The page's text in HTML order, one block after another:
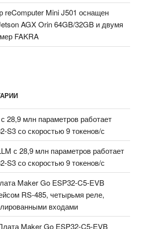
reComputer Mini J501 оснащен
AGX Orin 64GB/32GB и двумя
FAKRA
28,9 млн параметров работает
S3 со скоростью 9 токенов/с
с 28,9 млн параметров работает
S3 со скоростью 9 токенов/с
Maker Go ESP32-C5-EVB
RS-485, четырьмя реле,
входами
Maker Go ESP32-C5-EVB